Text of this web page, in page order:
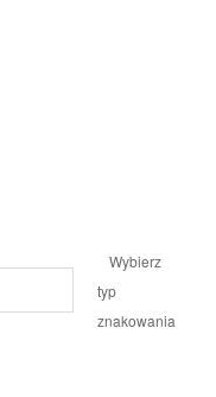
Wybierz
typ
znakowania